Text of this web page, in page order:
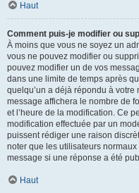
Haut
Comment puis-je modifier ou
À moins que vous ne soyez un
vous ne pouvez modifier ou
pouvez modifier un de vos
dans une limite de temps après
quelqu’un a déjà répondu à
message affichera le nombre de
et l’heure de la modification. Ce
modification effectuée par un
puissent rédiger une raison
noter que les utilisateurs
message si une réponse a été
Haut